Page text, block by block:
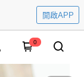
開啟APP
0